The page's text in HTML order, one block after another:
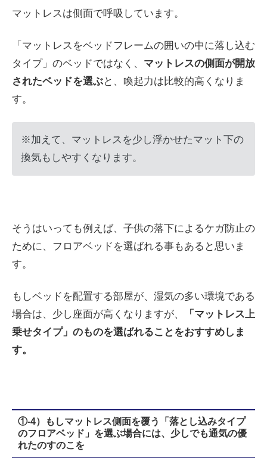
マットレスは側面で呼吸しています。
「マットレスをベッドフレームの囲いの中に落し込む
タイプ」のベッドではなく、 マットレスの側面が開放
されたベッドを選ぶと、喚起力は比較的高くなりま
す。
※加えて、マットレスを少し浮かせたマット下の
換気もしやすくなります。
そうはいっても例えば、子供の落下によるケガ防止の
ために、フロアベッドを選ばれる事もあると思いま
す。
もしベッドを配置する部屋が、湿気の多い環境である
場合は、少し座面が高くなりますが、
「マットレス上
乗せタイプ」のものを選ばれることをおすすめしま
す。
①-4）もしマットレス側面を覆う「落とし込みタイプ
のフロアベッド」を選ぶ場合には、少しでも通気の優
れたのすのこを